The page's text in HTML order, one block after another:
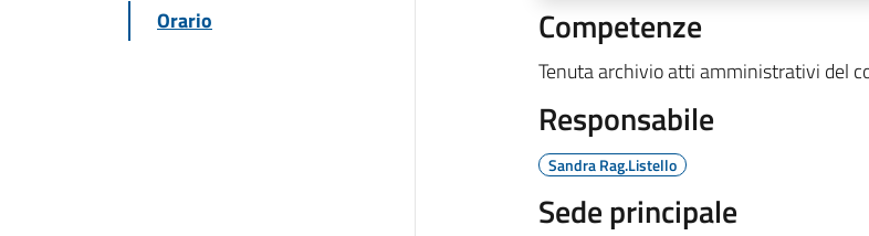
Orario
Competenze
Tenuta archivio atti amministrativi del
Responsabile
Sandra Rag.Listello
Sede principale